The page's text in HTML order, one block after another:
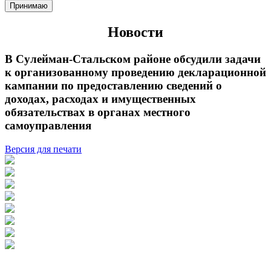
Принимаю
Новости
В Сулейман-Стальском районе обсудили задачи
к организованному проведению декларационной
кампании по предоставлению сведений о
доходах, расходах и имущественных
обязательствах в органах местного
самоуправления
Версия для печати